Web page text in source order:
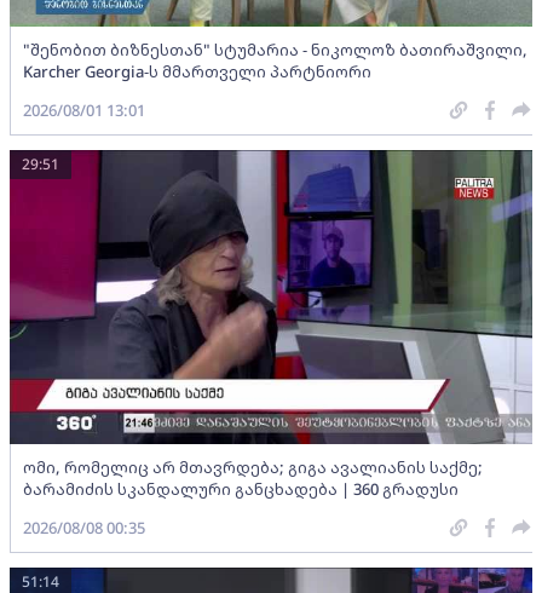
"შენობით ბიზნესთან" სტუმარია - ნიკოლოზ ბათირაშვილი,
Karcher Georgia-ს მმართველი პარტნიორი
2026/08/01 13:01
ომი, რომელიც არ მთავრდება; გიგა ავალიანის საქმე;
ბარამიძის სკანდალური განცხადება | 360 გრადუსი
29:51
2026/08/08 00:35
51:14